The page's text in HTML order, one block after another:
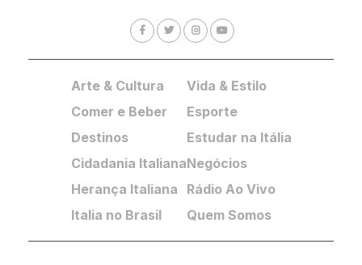
Arte & Cultura
Comer e Beber
Destinos
Cidadania Italiana
Herança Italiana
Italia no Brasil
Vida & Estilo
Esporte
Estudar na Itália
Negócios
Rádio Ao Vivo
Quem Somos